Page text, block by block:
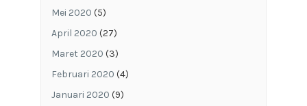
Mei 2020 (5)
April 2020 (27)
Maret 2020 (3)
Februari 2020 (4)
Januari 2020 (9)